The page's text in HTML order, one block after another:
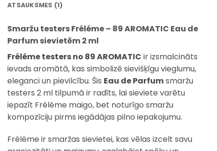
ATSAUKSMES (1)
Smaržu testers Fréléme – 89 AROMATIC Eau de
Parfum sievietēm 2 ml
Fréléme testers no 89 AROMATIC ir izsmalcināts
ievads aromātā, kas simbolizē sievišķīgu vieglumu,
eleganci un pievilcību. Šis Eau de Parfumsmaržu
testers 2 ml tilpumā ir radīts, lai sieviete varētu
iepazīt Fréléme maigo, bet noturīgo smaržu
kompozīciju pirms iegādājas pilno iepakojumu.
Fréléme ir smaržas sievietei, kas vēlas izcelt savu